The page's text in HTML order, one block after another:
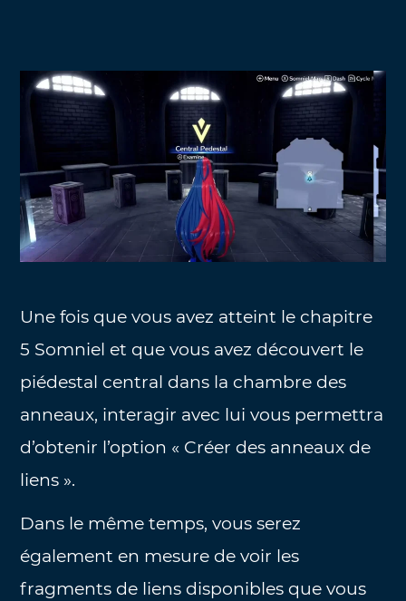
Une fois que vous avez atteint le chapitre
5 Somniel et que vous avez découvert le
piédestal central dans la chambre des
anneaux, interagir avec lui vous permettra
d’obtenir l’option « Créer des anneaux de
liens ».
Dans le même temps, vous serez
également en mesure de voir les
fragments de liens disponibles que vous